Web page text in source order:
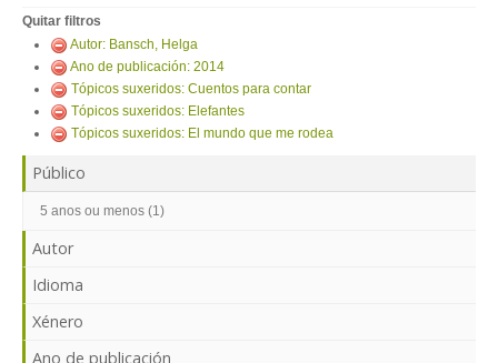
Quitar filtros
Autor: Bansch, Helga
Ano de publicación: 2014
Tópicos suxeridos: Cuentos para contar
Tópicos suxeridos: Elefantes
Tópicos suxeridos: El mundo que me rodea
Público
5 anos ou menos (1)
Autor
Idioma
Xénero
Ano de publicación